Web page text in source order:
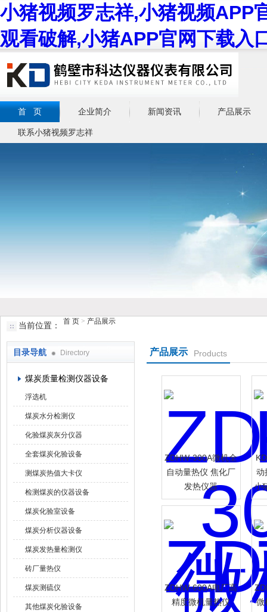
小猪视频罗志祥,小猪视频APP
观看破解,小猪APP官网下载入
鹤壁市小猪视频罗志祥仪器仪表有限公司
首 页 企业简介 新闻资讯 产品展示
联系小猪视频罗志祥
当前位置： 首 页 > 产品展示
目录导航 Directory
煤炭质量检测仪器设备
浮选机
煤炭水分检测仪
化验煤炭灰分仪器
全套煤炭化验设备
测煤炭热值大卡仪
检测煤炭的仪器设备
煤炭化验室设备
煤炭分析仪器设备
煤炭发热量检测仪
砖厂量热仪
煤炭测硫仪
其他煤炭化验设备
产品展示 Products
ZDHW-300A微机全
自动量热仪 焦化厂
发热仪器
动
小
ZDHW-600A电厂高
精度微机量热仪
微